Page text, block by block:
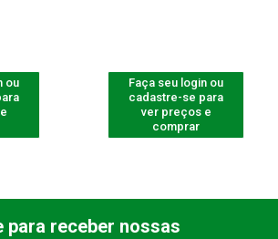
ou
Faça seu login ou
cadastre-se para
ver preços e
comprar
para receber nossas